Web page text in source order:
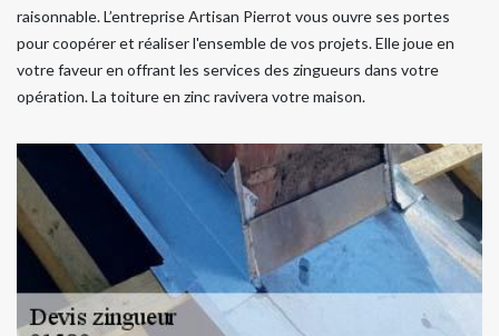
raisonnable. L’entreprise Artisan Pierrot vous ouvre ses portes
pour coopérer et réaliser l'ensemble de vos projets. Elle joue en
votre faveur en offrant les services des zingueurs dans votre
opération. La toiture en zinc ravivera votre maison.